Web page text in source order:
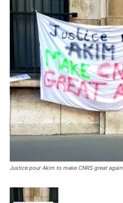
Justice pour Akim to make CNRS great again